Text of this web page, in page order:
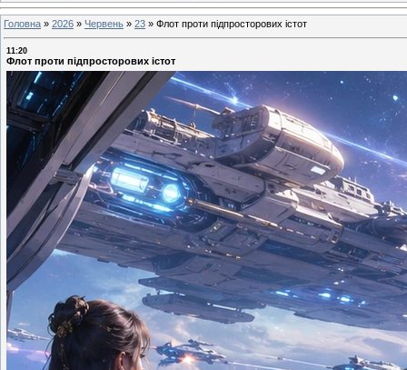
Головна » 2026 » Червень » 23 » Флот проти підпросторових істот
11:20
Флот проти підпросторових істот